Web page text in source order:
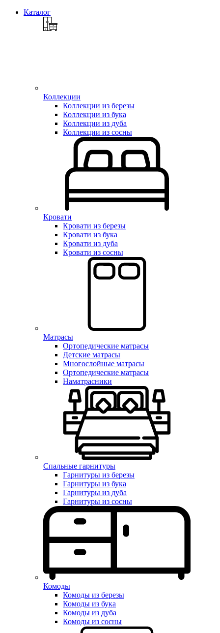
Каталог
Коллекции
Коллекции из березы
Коллекции из бука
Коллекции из дуба
Коллекции из сосны
Кровати
Кровати из березы
Кровати из бука
Кровати из дуба
Кровати из сосны
Матрасы
Ортопедические матрасы
Детские матрасы
Многослойные матрасы
Ортопедические матрасы
Наматрасники
Спальные гарнитуры
Гарнитуры из березы
Гарнитуры из бука
Гарнитуры из дуба
Гарнитуры из сосны
Комоды
Комоды из березы
Комоды из бука
Комоды из дуба
Комоды из сосны